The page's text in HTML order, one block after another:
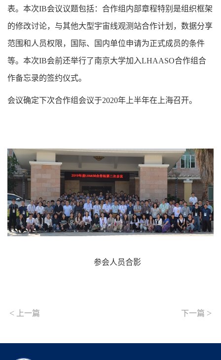
表。本次IB会议议题包括：合作组内部章程特别是组织框架
的修改讨论，与其他大型宇宙线观测站合作计划，数据分享
范围和人员权限，国际、国内单位申请为正式成员的条件
等。本次IB会前还举行了南京大学加入LHAASO合作组合
作备忘录的签约仪式。
会议确定下次合作组会议于2020年上半年在上海召开。
参会人员合影
< 上一篇 下一篇 >